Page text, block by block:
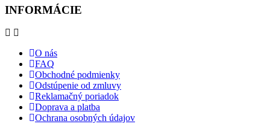
INFORMÁCIE
O nás
FAQ
Obchodné podmienky
Odstúpenie od zmluvy
Reklamačný poriadok
Doprava a platba
Ochrana osobných údajov